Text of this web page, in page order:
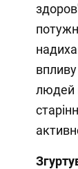
людей